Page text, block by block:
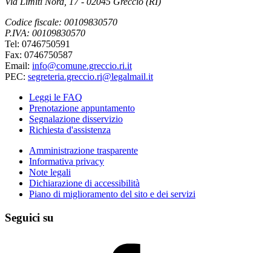
Codice fiscale: 00109830570
P.IVA: 00109830570
Tel: 0746750591
Fax: 0746750587
Email: info@comune.greccio.ri.it
PEC: segreteria.greccio.ri@legalmail.it
Leggi le FAQ
Prenotazione appuntamento
Segnalazione disservizio
Richiesta d'assistenza
Amministrazione trasparente
Informativa privacy
Note legali
Dichiarazione di accessibilità
Piano di miglioramento del sito e dei servizi
Seguici su